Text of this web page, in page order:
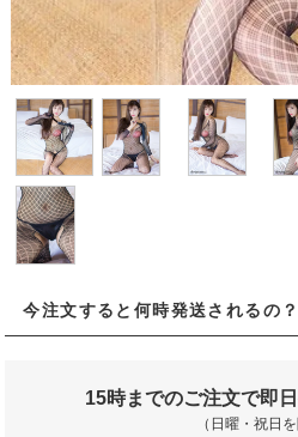
今注文すると何時発送されるの？
15時までのご注文で即
（日曜・祝日を